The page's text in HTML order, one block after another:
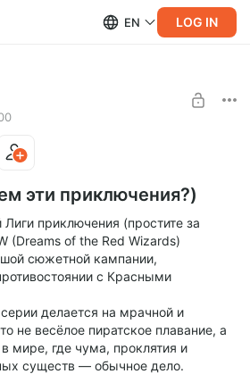
EN LOG IN
эти приключения?)
приключения (простите за
(Dreams of the Red Wizards)
сюжетной кампании,
с Красными
делается на мрачной и
не весёлое пиратское плавание, а
мире, где чума, проклятия и
существ — обычное дело.